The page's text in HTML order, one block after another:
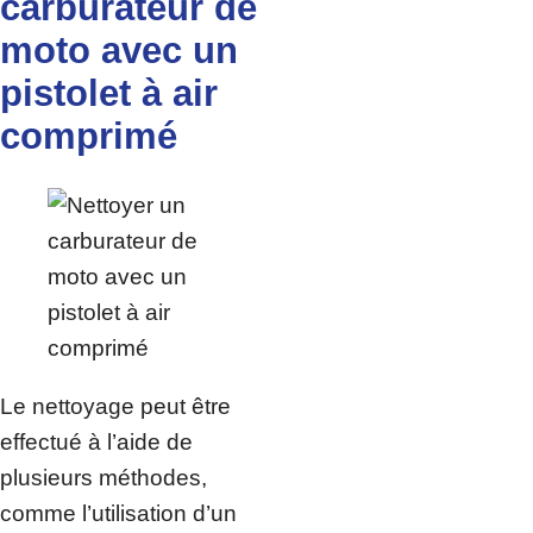
moto avec un
pistolet à air
comprimé
Le nettoyage peut être
effectué à l’aide de
plusieurs méthodes,
comme l’utilisation d’un